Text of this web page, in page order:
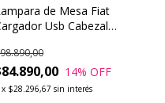
de Mesa Fiat
Usb Cabezal
14% OFF
x $28.296,67 sin interés